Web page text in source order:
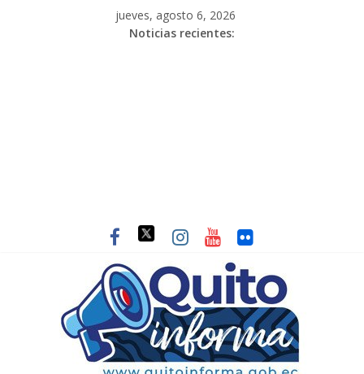
jueves, agosto 6, 2026
Noticias recientes: